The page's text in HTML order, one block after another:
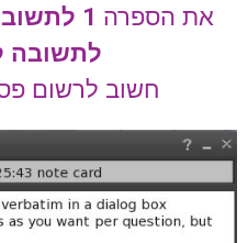
את הספרה
לתשובה
חשוב לרשום